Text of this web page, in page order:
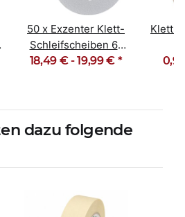
50 x Exzenter Klett-
Schleifscheiben 6-
Loch Korn 40-600
18,49 € -19,99 € *
Klett
dazu folgende